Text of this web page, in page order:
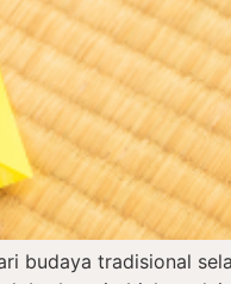
budaya tradisional